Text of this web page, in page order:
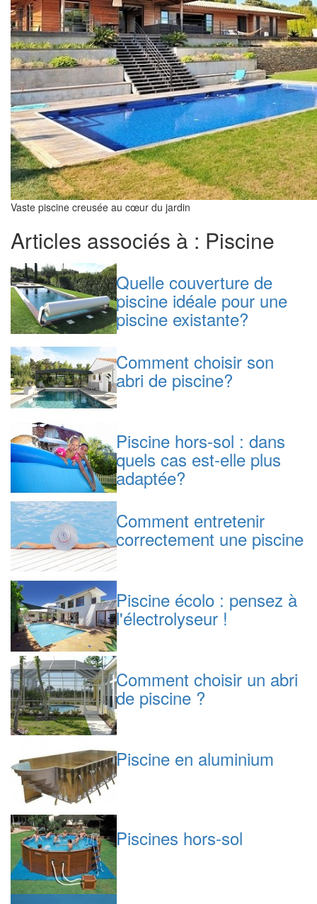
Vaste piscine creusée au cœur du jardin
Articles associés à : Piscine
Quelle couverture de
piscine idéale pour une
piscine existante?
Comment choisir son
abri de piscine?
Piscine hors-sol : dans
quels cas est-elle plus
adaptée?
Comment entretenir
correctement une piscine
Piscine écolo : pensez à
l'électrolyseur !
Comment choisir un abri
de piscine ?
Piscine en aluminium
Piscines hors-sol